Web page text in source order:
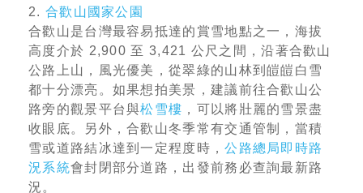
2. 合歡山國家公園
合歡山是台灣最容易抵達的賞雪地點之一，海拔
高度介於 2,900 至 3,421 公尺之間，沿著合歡山
公路上山，風光優美，從翠綠的山林到皚皚白雪
都十分漂亮。如果想拍美景，建議前往合歡山公
路旁的觀景平台與松雪樓 ，可以將壯麗的雪景盡
收眼底。另外，合歡山冬季常有交通管制，當積
雪或道路結冰達到一定程度時，公路總局即時路
況系統會封閉部分道路，出發前務必查詢最新路
況。